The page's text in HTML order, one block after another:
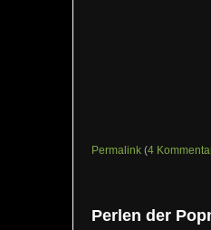
Permalink (4
Perlen der